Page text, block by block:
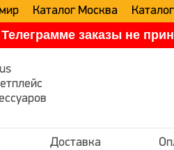
Каталог Москва
заказы не
Доставка